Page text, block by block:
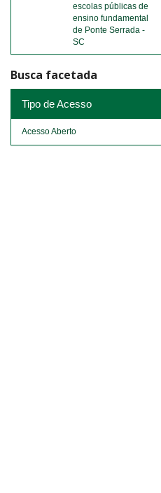
escolas públicas de
ensino fundamental
de Ponte Serrada -
SC
Busca facetada
Tipo de Acesso
Acesso Aberto